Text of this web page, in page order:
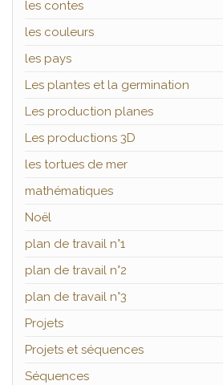
les contes
les couleurs
les pays
Les plantes et la germination
Les production planes
Les productions 3D
les tortues de mer
mathématiques
Noël
plan de travail n°1
plan de travail n°2
plan de travail n°3
Projets
Projets et séquences
Séquences